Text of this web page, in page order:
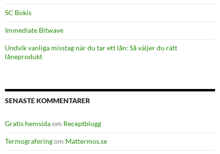
SC Bokis
Immediate Bitwave
Undvik vanliga misstag när du tar ett lån: Så väljer du rätt
låneprodukt
SENASTE KOMMENTARER
Gratis hemsidaom Receptblogg
Termograferingom Mattermos.se